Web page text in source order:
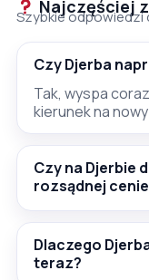
Najczęściej
Szybkie odpowiedzi
Czy Djerba
Tak, wyspa
kierunek na
Czy na Djerbie
rozsądnej
Dlaczego
teraz?